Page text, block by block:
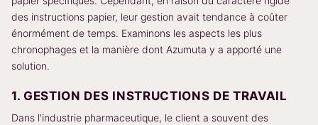
des instructions papier, leur gestion avait tendance à coûter
énormément de temps. Examinons les aspects les plus
chronophages et la manière dont Azumuta y a apporté une
solution.
1. GESTION DES INSTRUCTIONS DE TRAVAIL
Dans l'industrie pharmaceutique, le client a souvent des